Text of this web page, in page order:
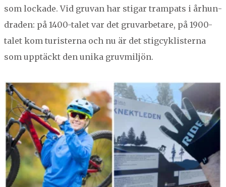
KÖPING
NORBERG
SALA
SKINNSKATTEBERG
VÄSTERÅS
(favoriter sparas endast i den här webbläsaren)
som lock­ade. Vid gru­van har sti­gar tram­pats i århun­
draden: på 1400-talet var det gru­var­betare, på 1900-
talet kom tur­is­ter­na och nu är det stig­cyk­lis­ter­na
som upp­täckt den uni­ka gruvmiljön.